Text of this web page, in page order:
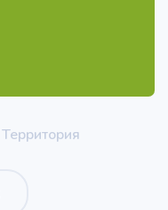
Территория